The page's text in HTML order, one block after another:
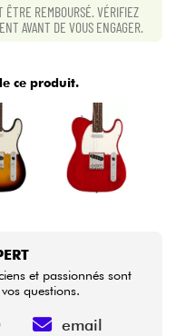
ÊTRE REMBOURSÉ. VÉRIFIEZ
AVANT DE VOUS ENGAGER.
ce produit.
et passionnés sont
questions.
email